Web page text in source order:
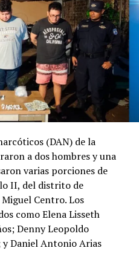
(DAN) de la
a dos hombres y una
varias porciones de
II, del distrito de
Centro. Los
como Elena Lisseth
Denny Leopoldo
y Daniel Antonio Arias